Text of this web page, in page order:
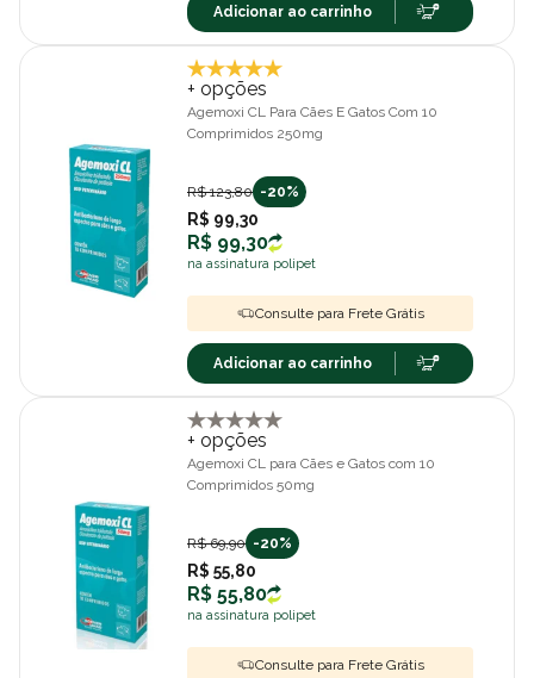
Adicionar ao carrinho
+ opções
Agemoxi CL Para Cães E Gatos Com 10
Comprimidos 250mg
R$ 123,80 -20%
R$ 99,30
R$ 99,30
na assinatura polipet
Consulte para Frete Grátis
Adicionar ao carrinho
+ opções
Agemoxi CL para Cães e Gatos com 10
Comprimidos 50mg
R$ 69,90 -20%
R$ 55,80
R$ 55,80
na assinatura polipet
Consulte para Frete Grátis